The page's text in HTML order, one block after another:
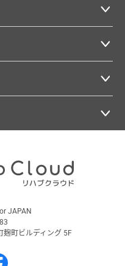
JAPAN
麹町ビルディング 5F